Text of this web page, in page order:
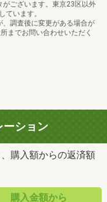
ございます。東京23区以外
ています。
調査後に変更がある場合が
までお問い合わせいただく
ション
購入額からの返済額
購入金額から